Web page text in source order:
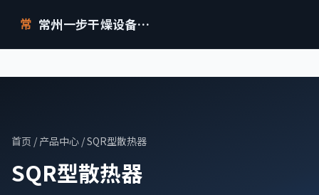
常 常州一步干燥设备有限公司
首页 / 产品中心 / SQR型散热器
SQR型散热器